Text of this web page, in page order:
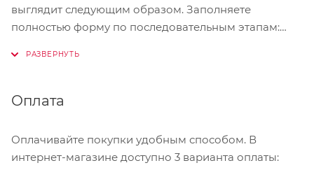
выглядит следующим образом. Заполняете
полностью форму по последовательным этапам:
Нажмите кнопку «Оформить заказ».
Оплата
Оплачивайте покупки удобным способом. В
интернет-магазине доступно 3 варианта оплаты: